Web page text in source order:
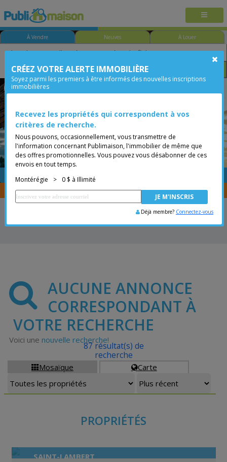
À Vendre Neuves À Louer
Chambre Prix
Mont-Saint-Hilaire
Placer une annonce
Vous êtes courtier, transférer vos propriétés avecCENTRIS
AUCUNE ANNONCE
CORRESPONDANT À
VOTRE RECHERCHE
Voici une nouvelle recherche!
Mosaïque Carte
87 résultat(s) de
recherche
PROPRIÉTÉS
SAINT-LAMBERT
CRÉEZ VOTRE ALERTE IMMOBILIÈRE
Soyez parmi les premiers à être informés des nouvelles inscriptions
immobilières
Recevez les propriétés qui correspondent à vos
critères de recherche.
Nous pouvons, occasionnellement, vous transmettre de
l'information concernant Publimaison, l'immobilier de même que
des offres promotionnelles. Vous pouvez vous désabonner de ces
envois en tout temps.
Montérégie
> 0 $ à Illimité
Déjà membre? Connectez-vous